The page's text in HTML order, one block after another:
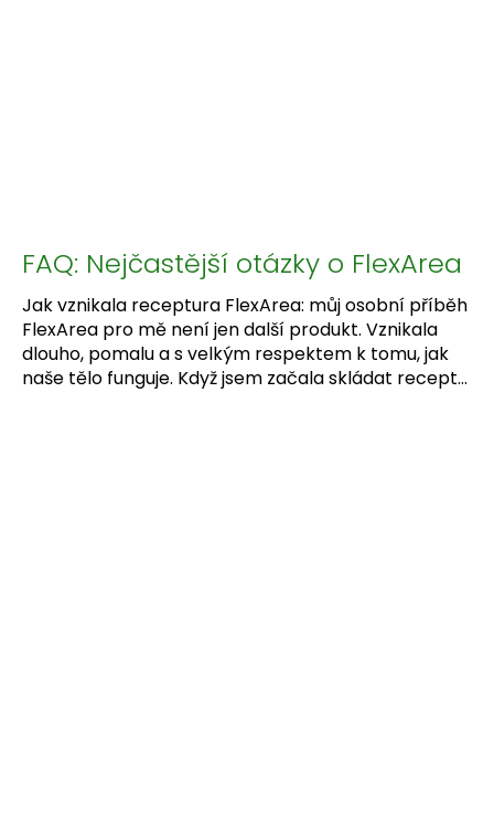
FAQ: Nejčastější otázky o FlexArea
Jak vznikala receptura FlexArea: můj osobní příběh
FlexArea pro mě není jen další produkt. Vznikala
dlouho, pomalu a s velkým respektem k tomu, jak
naše tělo funguje. Když jsem začala skládat recept...